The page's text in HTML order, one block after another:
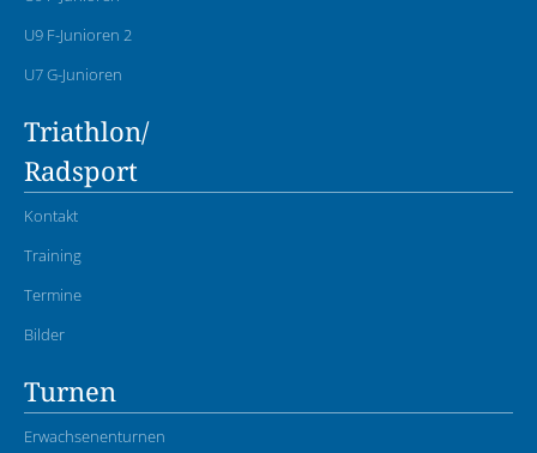
U9 F-Junioren 2
U7 G-Junioren
Triathlon/
Radsport
Kontakt
Training
Termine
Bilder
Turnen
Erwachsenenturnen